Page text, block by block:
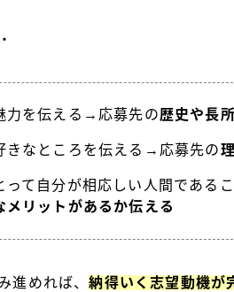
力を伝える→応募先の歴史や長
きなところを伝える→応募先の
って自分が相応しい人間である
メリットがあるか伝える
進めれば、納得いく志望動機が